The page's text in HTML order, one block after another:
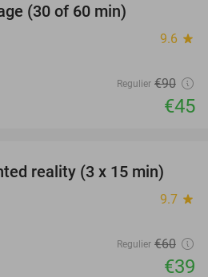
(30 of 60 min)
9.6 star
Regulier €90
€45
35%
reality (3 x 15 min)
9.7 star
Regulier €60
€39